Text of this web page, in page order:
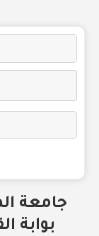
جامعة
بوابة